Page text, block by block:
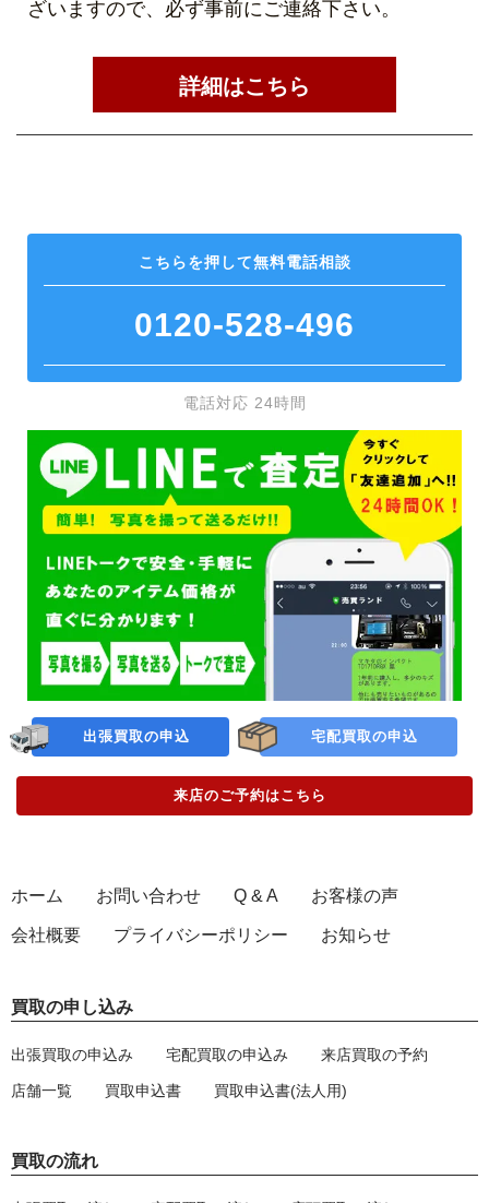
ざいますので、必ず事前にご連絡下さい。
詳細はこちら
出張買取の申込 宅配買取の申込
こちらを押して無料電話相談
0120-528-496
電話対応 24時間
来店のご予約はこちら
ホーム お問い合わせ Q & A お客様の声
会社概要 プライバシーポリシー お知らせ
買取の申し込み
出張買取の申込み 宅配買取の申込み 来店買取の予約
店舗一覧 買取申込書 買取申込書(法人用)
買取の流れ